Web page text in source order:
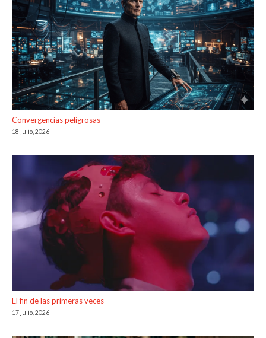
Convergencias peligrosas
18 julio, 2026
El fin de las primeras veces
17 julio, 2026